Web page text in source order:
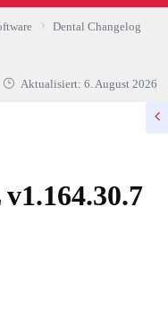
Dental Changelog
Aktualisiert: 6. August 2026